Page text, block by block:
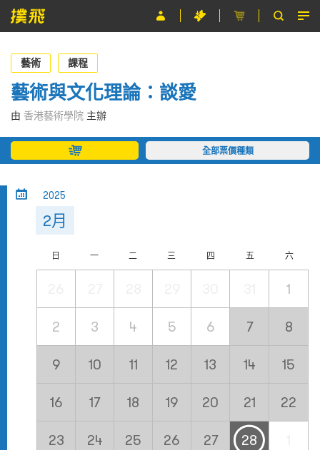
節目
主辦單位
關於撲飛
條款及細則
藝術 課程
藝術與文化理論：談愛
由 香港藝術學院 主辦
全部票價種類
2025
2月
日 一 二 三 四 五 六
1
2 3 4 5 6 7 8
9 10 11 12 13 14 15
16 17 18 19 20 21 22
23 24 25 26 27 28